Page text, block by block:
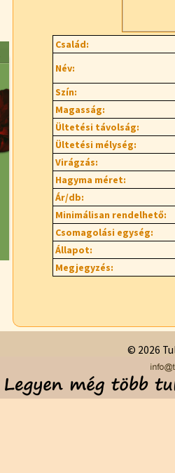
Család:
Név:
Szín:
Magasság:
Ültetési távolság:
Ültetési mélység:
Virágzás:
Hagyma méret:
Ár/db:
Minimálisan rendelhető:
Csomagolási egység:
Állapot:
Megjegyzés:
© 2026